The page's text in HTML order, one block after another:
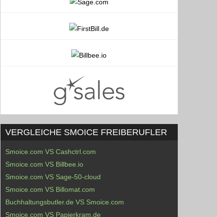
VERGLEICHE SMOICE FREIBERUFLER
Smoice.com VS Cashctrl.com
Smoice.com VS Billbee.io
Smoice.com VS Sage-50-cloud
Smoice.com VS Billomat.com
Buchhaltungsbutler.de VS Smoice.com
Smoice.com VS Papierkram.de